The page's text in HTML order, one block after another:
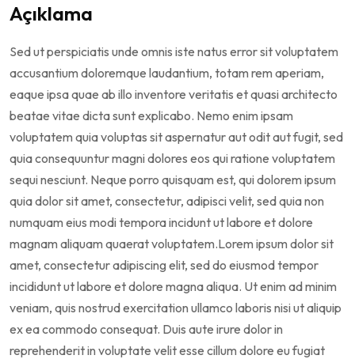
Açıklama
Sed ut perspiciatis unde omnis iste natus error sit voluptatem
accusantium doloremque laudantium, totam rem aperiam,
eaque ipsa quae ab illo inventore veritatis et quasi architecto
beatae vitae dicta sunt explicabo. Nemo enim ipsam
voluptatem quia voluptas sit aspernatur aut odit aut fugit, sed
quia consequuntur magni dolores eos qui ratione voluptatem
sequi nesciunt. Neque porro quisquam est, qui dolorem ipsum
quia dolor sit amet, consectetur, adipisci velit, sed quia non
numquam eius modi tempora incidunt ut labore et dolore
magnam aliquam quaerat voluptatem.Lorem ipsum dolor sit
amet, consectetur adipiscing elit, sed do eiusmod tempor
incididunt ut labore et dolore magna aliqua. Ut enim ad minim
veniam, quis nostrud exercitation ullamco laboris nisi ut aliquip
ex ea commodo consequat. Duis aute irure dolor in
reprehenderit in voluptate velit esse cillum dolore eu fugiat